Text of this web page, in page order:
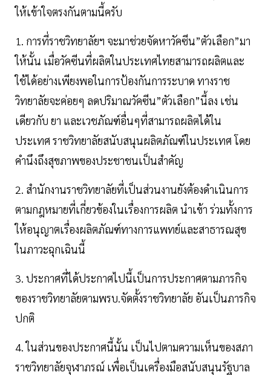
ให้เข้าใจตรงกันตามนี้ครับ
1. การที่ราชวิทยาลัยฯ จะมาช่วยจัดหาวัคซีน”ตัวเลือก”มา
ให้นั้น เมื่อวัคซีนที่ผลิตในประเทศไทยสามารถผลิตและ
ใช้ได้อย่างเพียงพอในการป้องกันการระบาด ทางราช
วิทยาลัยจะค่อยๆ ลดปริมาณวัคซีน”ตัวเลือก”นี้ลง เช่น
เดียวกับ ยา และเวชภัณฑ์อื่นๆที่สามารถผลิตได้ใน
ประเทศ ราชวิทยาลัยสนับสนุนผลิตภัณฑ์ในประเทศ โดย
คำนึงถึงสุขภาพของประชาชนเป็นสำคัญ
2. สำนักงานราชวิทยาลัยที่เป็นส่วนงานยังต้องดำเนินการ
ตามกฎหมายที่เกี่ยวข้องในเรื่องการผลิต นำเข้า ร่วมทั้งการ
ให้อนุญาตเรื่องผลิตภัณฑ์ทางการแพทย์และสาธารณสุข
ในภาวะฉุกเฉินนี้
3. ประกาศที่ได้ประกาศไปนี้เป็นการประกาศตามภารกิจ
ของราชวิทยาลัยตามพรบ.จัดตั้งราชวิทยาลัย อันเป็นภารกิจ
ปกติ
4. ในส่วนของประกาศนี้นั้น เป็นไปตามความเห็นของสภา
ราชวิทยาลัยจุฬาภรณ์ เพื่อเป็นเครื่องมือสนับสนุนรัฐบาล